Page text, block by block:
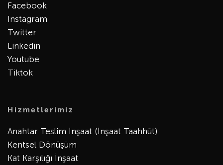
Facebook
Instagram
Twitter
Linkedin
Youtube
Tiktok
Hizmetlerimiz
Anahtar Teslim İnşaat (İnşaat Taahhüt)
Kentsel Dönüşüm
Kat Karşılığı İnşaat